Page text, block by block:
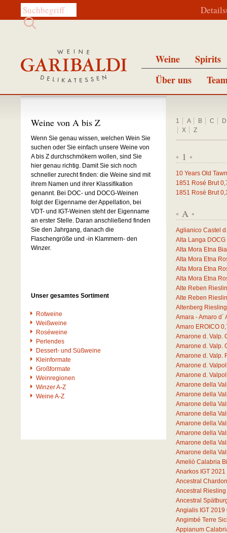
Diese Website durchsuchen:
Weine
Spirits
Über uns
1 A B C
D
X
Z
* 1 *
10 Years Old
1851 Rosé Brut
1851 Rosé Brut
* A *
Aglianico Castel
Alta Langa
Alta Mora Etna
Alta Mora Etna
Alta Mora Etna
Alta Mora Etna
Alte Reben
Alte Reben
Altenberg
Amara - Amaro d´
Amaro EROICO
Amarone d. Valp.
Amarone d. Valp.
Amarone d. Valp.
Amarone d.
Amarone d.
Amarone della
Amarone della
Amarone della
Amarone della
Amarone della
Amarone della
Amarone della
Amarone della
Ameliò Calabria
Anarkos IGT 2021
Ancestral
Ancestral
Ancestral
Angialis IGT 2019
Angimbé Terre
Appianum
Weine von A bis Z
Wenn Sie genau wissen, welchen Wein Sie
suchen oder Sie einfach unsere Weine von
A bis Z durchschmökern wollen, sind Sie
hier genau richtig. Damit Sie sich noch
schneller zurecht finden: die Weine sind mit
ihrem Namen und ihrer Klassifikation
genannt. Bei DOC- und DOCG-Weinen
folgt der Eigenname der Appellation, bei
VDT- und IGT-Weinen steht der Eigenname
an erster Stelle. Daran anschließend finden
Sie den Jahrgang, danach die
Flaschengröße und -in Klammern- den
Winzer.
Unser gesamtes Sortiment
Rotweine
Weißweine
Roséweine
Perlendes
Dessert- und Süßweine
Kleinformate
Großformate
Weinregionen
Winzer A-Z
Weine A-Z